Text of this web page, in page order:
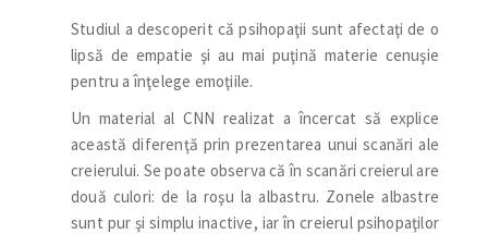
Studiul a descoperit că psihopaţii sunt afectaţi de o
lipsă de empatie şi au mai puţină materie cenuşie
pentru a înţelege emoţiile.
Un material al CNN realizat a încercat să explice
această diferenţă prin prezentarea unui scanări ale
creierului. Se poate observa că în scanări creierul are
două culori: de la roşu la albastru. Zonele albastre
sunt pur şi simplu inactive, iar în creierul psihopaţilor